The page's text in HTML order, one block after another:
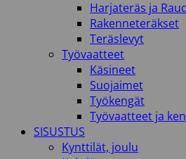
Harjateräs ja
Rakenneteräkset
Teräslevyt
Työvaatteet
Käsineet
Suojaimet
Työkengät
Työvaatteet ja
SISUSTUS
Kynttilät, joulu